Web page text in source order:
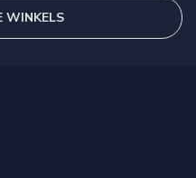
WINKELS